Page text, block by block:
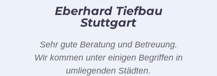
Eberhard Tiefbau
Stuttgart
Sehr gute Beratung und Betreuung.
Wir kommen unter einigen Begriffen in
umliegenden Städten.